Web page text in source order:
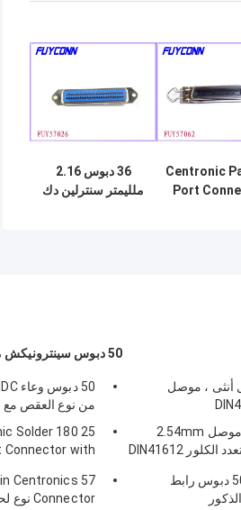
Centronic
Port
36 دبوس 2.16
ملليمتر سنترلين دك
50 دبوس سينترونيكش موصل
من نوع العقص
Solder 180
Connector with
Centronics
Connector نوع لحام مع مخرج كابل 90 درجة
أنثى ، موصل
2 صفوف 50 دبوس ذكر موصل 2.54mm
الملعب ، ثنائي الفينيل متعدد الكلور DIN41612
بطاقات PCB مستقيمة 50 دبوس رابط